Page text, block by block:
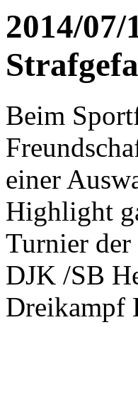
2014/
Beim
einer
Highlight
Turnier der
DJK /SB
Dreikampf